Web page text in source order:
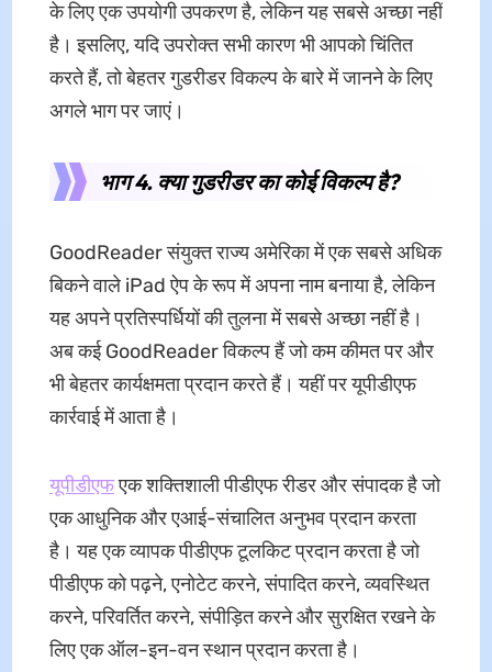
के लिए एक उपयोगी उपकरण है, लेकिन यह सबसे अच्छा नहीं
है। इसलिए, यदि उपरोक्त सभी कारण भी आपको चिंतित
करते हैं, तो बेहतर गुडरीडर विकल्प के बारे में जानने के लिए
अगले भाग पर जाएं।
भाग 4. क्या गुडरीडर का कोई विकल्प है?
GoodReader संयुक्त राज्य अमेरिका में एक सबसे अधिक
बिकने वाले iPad ऐप के रूप में अपना नाम बनाया है, लेकिन
यह अपने प्रतिस्पर्धियों की तुलना में सबसे अच्छा नहीं है।
अब कई GoodReader विकल्प हैं जो कम कीमत पर और
भी बेहतर कार्यक्षमता प्रदान करते हैं। यहीं पर यूपीडीएफ
कार्रवाई में आता है।
यूपीडीएफएक शक्तिशाली पीडीएफ रीडर और संपादक है जो
एक आधुनिक और एआई-संचालित अनुभव प्रदान करता
है। यह एक व्यापक पीडीएफ टूलकिट प्रदान करता है जो
पीडीएफ को पढ़ने, एनोटेट करने, संपादित करने, व्यवस्थित
करने, परिवर्तित करने, संपीड़ित करने और सुरक्षित रखने के
लिए एक ऑल-इन-वन स्थान प्रदान करता है।